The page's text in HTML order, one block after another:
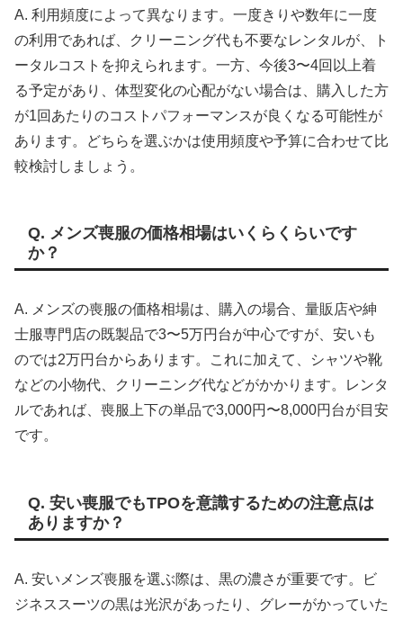
A. 利用頻度によって異なります。一度きりや数年に一度
の利用であれば、クリーニング代も不要なレンタルが、ト
ータルコストを抑えられます。一方、今後3〜4回以上着
る予定があり、体型変化の心配がない場合は、購入した方
が1回あたりのコストパフォーマンスが良くなる可能性が
あります。どちらを選ぶかは使用頻度や予算に合わせて比
較検討しましょう。
Q. メンズ喪服の価格相場はいくらくらいです
か？
A. メンズの喪服の価格相場は、購入の場合、量販店や紳
士服専門店の既製品で3〜5万円台が中心ですが、安いも
のでは2万円台からあります。これに加えて、シャツや靴
などの小物代、クリーニング代などがかかります。レンタ
ルであれば、喪服上下の単品で3,000円〜8,000円台が目安
です。
Q. 安い喪服でもTPOを意識するための注意点は
ありますか？
A. 安いメンズ喪服を選ぶ際は、黒の濃さが重要です。ビ
ジネススーツの黒は光沢があったり、グレーがかっていた